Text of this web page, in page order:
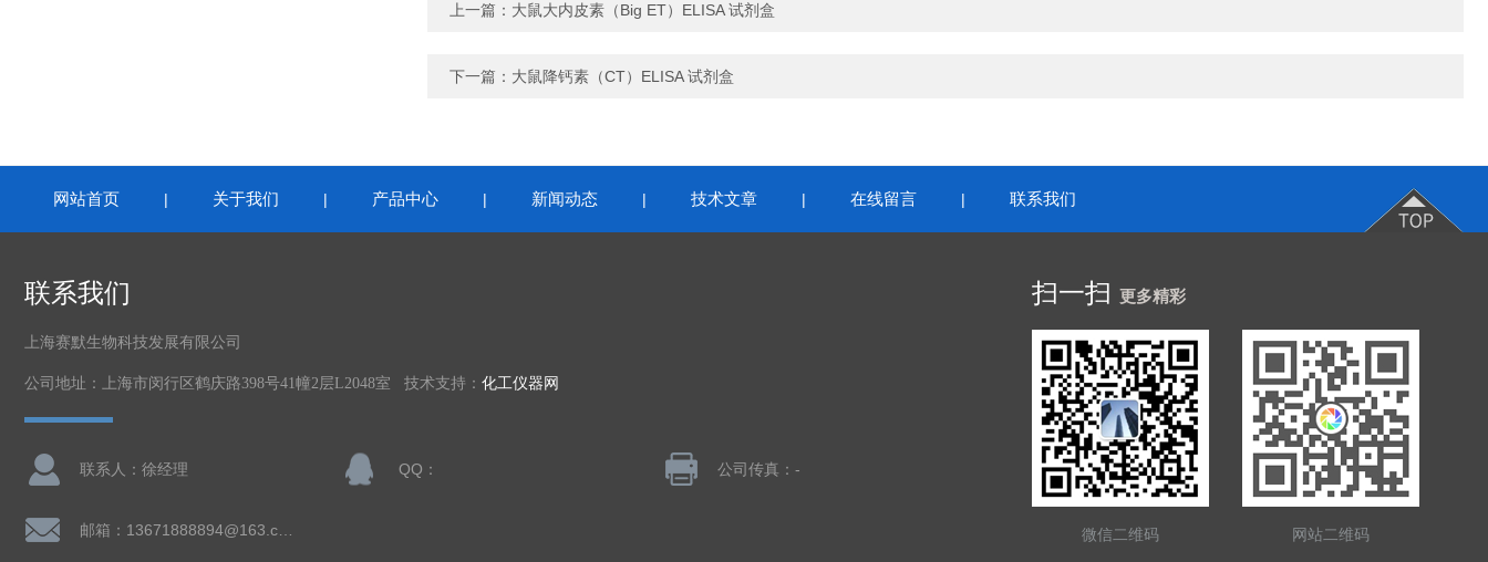
上一篇： 大鼠大内皮素（Big ET）ELISA 试剂盒
下一篇： 大鼠降钙素（CT）ELISA 试剂盒
网站首页 | 关于我们 | 产品中心 | 新闻动态 | 技术文章 | 在线留言 | 联系我们
联系我们
上海赛默生物科技发展有限公司
公司地址：上海市闵行区鹤庆路398号41幢2层L2048室 技术支持： 化工仪器网
联系人：徐经理 QQ： 公司传真：-
扫一扫 更多精彩
微信二维码 网站二维码